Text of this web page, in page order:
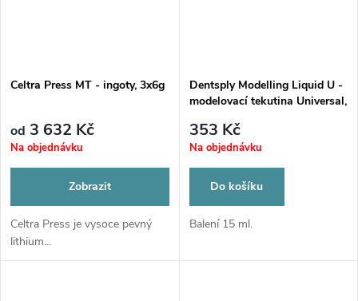
Celtra Press MT - ingoty, 3x6g
od 3 632 Kč
Na objednávku
Zobrazit
Celtra Press je vysoce pevný
lithium...
Dentsply Modelling Liquid U -
modelovací tekutina Universal,
353 Kč
Na objednávku
Do košíku
Balení 15 ml.